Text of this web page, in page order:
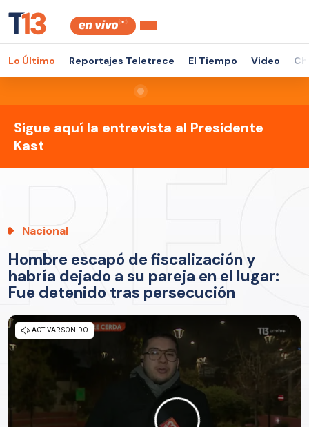
Lo Último Reportajes Teletrece El Tiempo Video
Sigue aquí la entrevista al Presidente
Kast
Nacional
Hombre escapó de fiscalización y
habría dejado a su pareja en el lugar:
Fue detenido tras persecución